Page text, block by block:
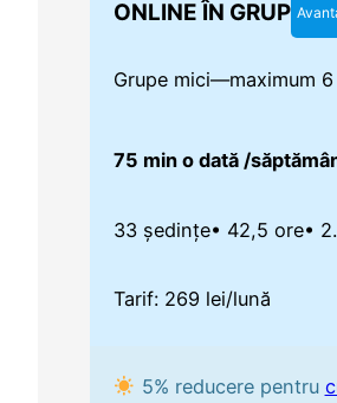
ONLINE ÎN GRUP
Grupe mici—maximum
75 min o dată /
33 ședințe• 42,5 ore•
Tarif: 269 lei/lună
5% reducere pentru